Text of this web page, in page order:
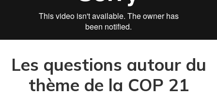
Les questions autour du
thème de la COP 21